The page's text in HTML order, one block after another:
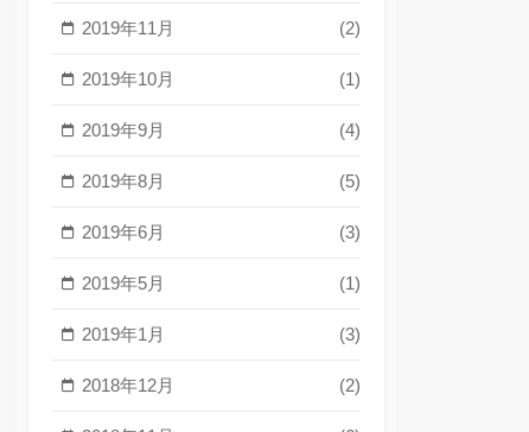
2019年11月 (2)
2019年10月 (1)
2019年9月 (4)
2019年8月 (5)
2019年6月 (3)
2019年5月 (1)
2019年1月 (3)
2018年12月 (2)